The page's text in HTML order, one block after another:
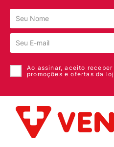
Ao assinar, aceito receber
promoções e ofertas da